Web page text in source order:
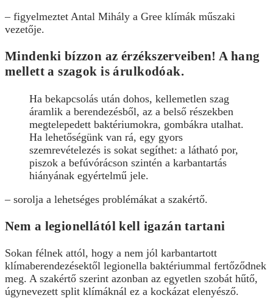
– figyelmeztet Antal Mihály a Gree klímák műszaki
vezetője.
Mindenki bízzon az érzékszerveiben! A hang
mellett a szagok is árulkodóak.
Ha bekapcsolás után dohos, kellemetlen szag
áramlik a berendezésből, az a belső részekben
megtelepedett baktériumokra, gombákra utalhat.
Ha lehetőségünk van rá, egy gyors
szemrevételezés is sokat segíthet: a látható por,
piszok a befúvórácson szintén a karbantartás
hiányának egyértelmű jele.
– sorolja a lehetséges problémákat a szakértő.
Nem a legionellától kell igazán tartani
Sokan félnek attól, hogy a nem jól karbantartott
klímaberendezésektől legionella baktériummal fertőződnek
meg. A szakértő szerint azonban az egyetlen szobát hűtő,
úgynevezett split klímáknál ez a kockázat elenyésző.